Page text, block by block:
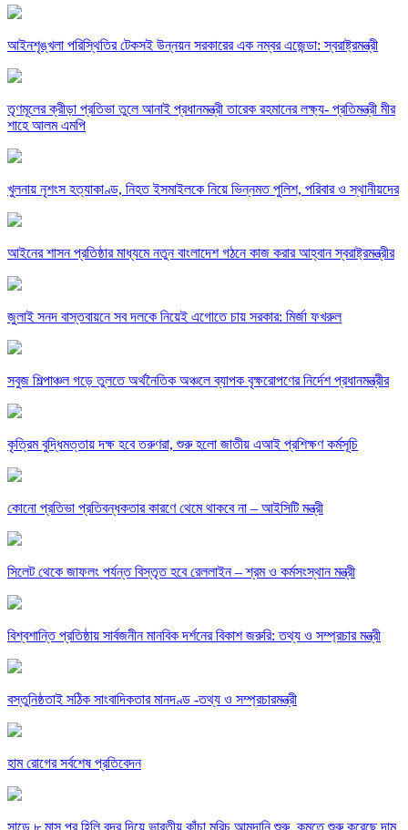
আইনশৃঙ্খলা পরিস্থিতির টেকসই উন্নয়ন সরকারের এক নম্বর এজেন্ডা: স্বরাষ্ট্রমন্ত্রী
তৃণমূলের ক্রীড়া প্রতিভা তুলে আনাই প্রধানমন্ত্রী তারেক রহমানের লক্ষ্য- প্রতিমন্ত্রী মীর
শাহে আলম এমপি
খুলনায় নৃশংস হত্যাকাণ্ড, নিহত ইসমাইলকে নিয়ে ভিন্নমত পুলিশ, পরিবার ও স্থানীয়দের
আইনের শাসন প্রতিষ্ঠার মাধ্যমে নতুন বাংলাদেশ গঠনে কাজ করার আহ্বান স্বরাষ্ট্রমন্ত্রীর
জুলাই সনদ বাস্তবায়নে সব দলকে নিয়েই এগোতে চায় সরকার: মির্জা ফখরুল
সবুজ শিল্পাঞ্চল গড়ে তুলতে অর্থনৈতিক অঞ্চলে ব্যাপক বৃক্ষরোপণের নির্দেশ প্রধানমন্ত্রীর
কৃত্রিম বুদ্ধিমত্তায় দক্ষ হবে তরুণরা, শুরু হলো জাতীয় এআই প্রশিক্ষণ কর্মসূচি
কোনো প্রতিভা প্রতিবন্ধকতার কারণে থেমে থাকবে না – আইসিটি মন্ত্রী
সিলেট থেকে জাফলং পর্যন্ত বিস্তৃত হবে রেললাইন – শ্রম ও কর্মসংস্থান মন্ত্রী
বিশ্বশান্তি প্রতিষ্ঠায় সার্বজনীন মানবিক দর্শনের বিকাশ জরুরি: তথ্য ও সম্প্রচার মন্ত্রী
বস্তুনিষ্ঠতাই সঠিক সাংবাদিকতার মানদণ্ড -তথ্য ও সম্প্রচারমন্ত্রী
হাম রোগের সর্বশেষ প্রতিবেদন